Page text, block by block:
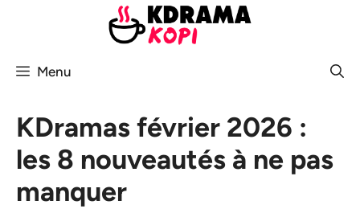
Menu
KDramas février 2026 :
les 8 nouveautés à ne pas
manquer